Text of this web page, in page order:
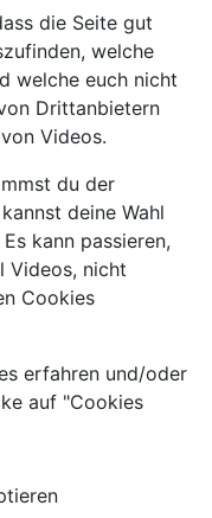
die Seite gut
welche
welche euch nicht
Drittanbietern
Videos.
du der
deine Wahl
kann passieren,
Videos, nicht
Cookies
erfahren und/oder
auf "Cookies